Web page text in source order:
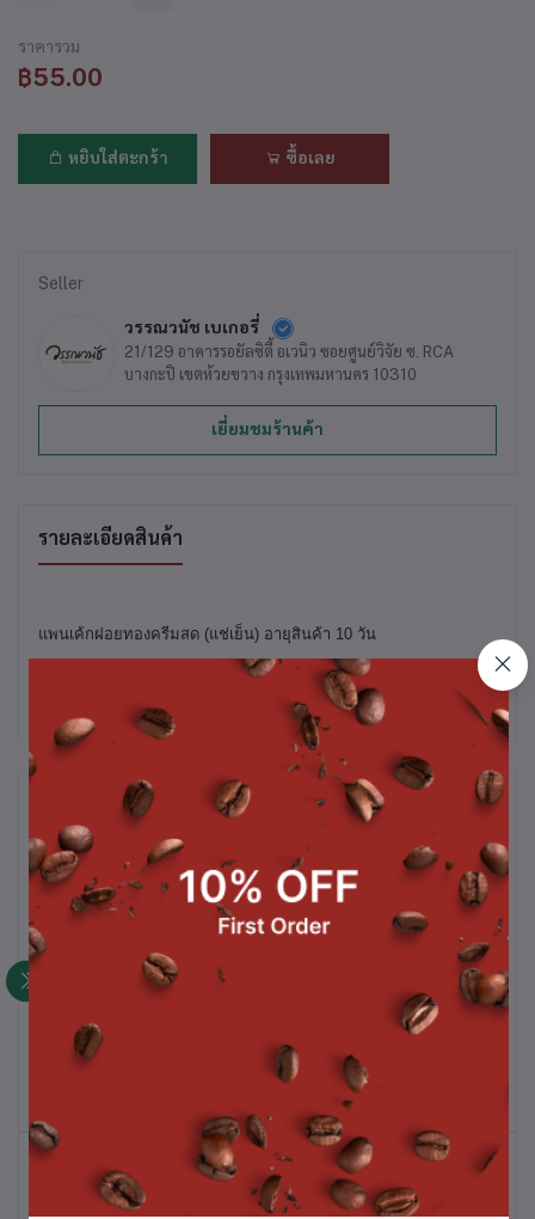
ราคารวม
฿55.00
หยิบใส่ตะกร้า ซื้อเลย
Seller
วรรณวนัช เบเกอรี่
21/129 อาคารรอยัลซิตี้ อเวนิว ซอยศูนย์วิจัย ซ. RCA
บางกะปิ เขตห้วยขวาง กรุงเทพมหานคร 10310
เยี่ยมชมร้านค้า
รายละเอียดสินค้า
แพนเค้กฝอยทองครีมสด (แช่เย็น) อายุสินค้า 10 วัน
สินค้าที่ซื้อบ่อย
ขนมเปี๊ยะฝักไข่เค็ม 450
ชิฟฟ่อนเค้กสอดไส้ฝอยทอง
ไส้ทะลัก แยมส้ม 3 ชิ้น (ไม่แช่
เย็น)
฿40.00
สินค้าขายดี